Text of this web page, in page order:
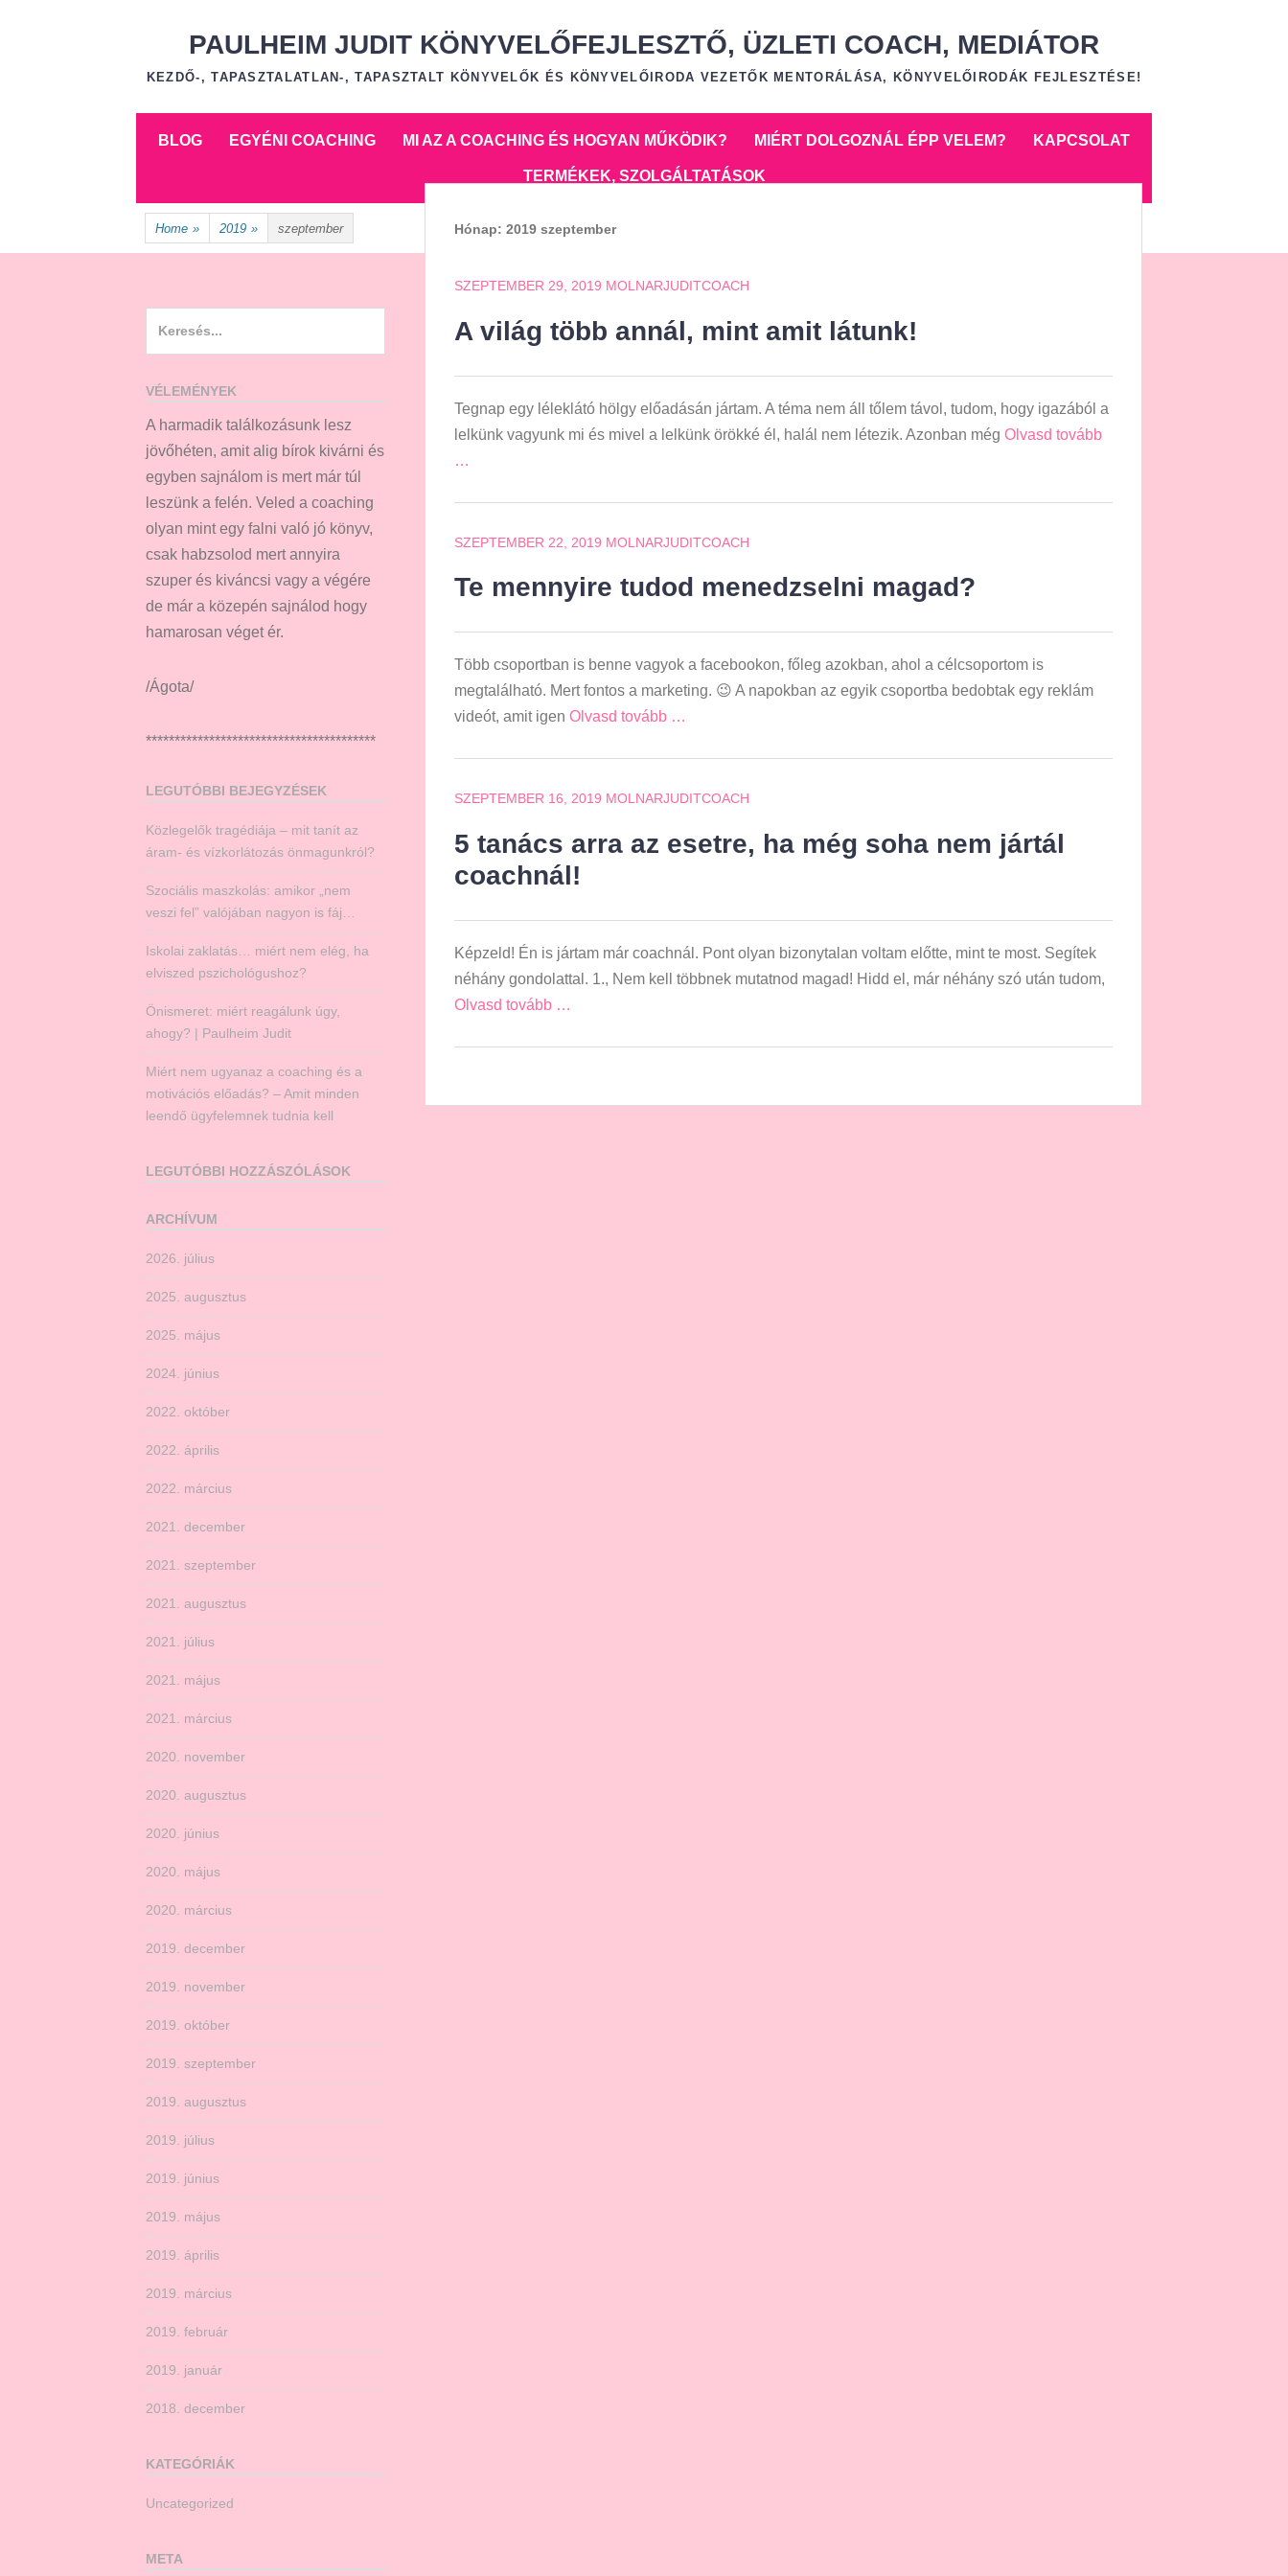
PAULHEIM JUDIT KÖNYVELŐFEJLESZTŐ, ÜZLETI COACH, MEDIÁTOR
KEZDŐ-, TAPASZTALATLAN-, TAPASZTALT KÖNYVELŐK ÉS KÖNYVELŐIRODA VEZETŐK MENTORÁLÁSA, KÖNYVELŐIRODÁK FEJLESZTÉSE!
BLOG EGYÉNI COACHING MI AZ A COACHING ÉS HOGYAN MŰKÖDIK? MIÉRT DOLGOZNÁL ÉPP VELEM? KAPCSOLAT
TERMÉKEK, SZOLGÁLTATÁSOK
Home » 2019 » szeptember Hónap:2019 szeptember
SZEPTEMBER 29, 2019 MOLNARJUDITCOACH
A világ több annál, mint amit látunk!
Tegnap egy léleklátó hölgy előadásán jártam. A téma nem áll tőlem távol, tudom, hogy igazából a
lelkünk vagyunk mi és mivel a lelkünk örökké él, halál nem létezik. Azonban mégOlvasd tovább
…
SZEPTEMBER 22, 2019 MOLNARJUDITCOACH
Te mennyire tudod menedzselni magad?
Több csoportban is benne vagyok a facebookon, főleg azokban, ahol a célcsoportom is
megtalálható. Mert fontos a marketing. 😉 A napokban az egyik csoportba bedobtak egy reklám
videót, amit igenOlvasd tovább …
SZEPTEMBER 16, 2019 MOLNARJUDITCOACH
5 tanács arra az esetre, ha még soha nem jártál
coachnál!
Képzeld! Én is jártam már coachnál. Pont olyan bizonytalan voltam előtte, mint te most. Segítek
néhány gondolattal. 1., Nem kell többnek mutatnod magad! Hidd el, már néhány szó után tudom,
Olvasd tovább …
VÉLEMÉNYEK
A harmadik találkozásunk lesz
jövőhéten, amit alig bírok kivárni és
egyben sajnálom is mert már túl
leszünk a felén. Veled a coaching
olyan mint egy falni való jó könyv,
csak habzsolod mert annyira
szuper és kiváncsi vagy a végére
de már a közepén sajnálod hogy
hamarosan véget ér.
/Ágota/
****************************************
LEGUTÓBBI BEJEGYZÉSEK
Közlegelők tragédiája – mit tanít az
áram- és vízkorlátozás önmagunkról?
Szociális maszkolás: amikor „nem
veszi fel” valójában nagyon is fáj…
Iskolai zaklatás… miért nem elég, ha
elviszed pszichológushoz?
Önismeret: miért reagálunk úgy,
ahogy? | Paulheim Judit
Miért nem ugyanaz a coaching és a
motivációs előadás? – Amit minden
leendő ügyfelemnek tudnia kell
LEGUTÓBBI HOZZÁSZÓLÁSOK
ARCHÍVUM
2026. július
2025. augusztus
2025. május
2024. június
2022. október
2022. április
2022. március
2021. december
2021. szeptember
2021. augusztus
2021. július
2021. május
2021. március
2020. november
2020. augusztus
2020. június
2020. május
2020. március
2019. december
2019. november
2019. október
2019. szeptember
2019. augusztus
2019. július
2019. június
2019. május
2019. április
2019. március
2019. február
2019. január
2018. december
KATEGÓRIÁK
Uncategorized
META